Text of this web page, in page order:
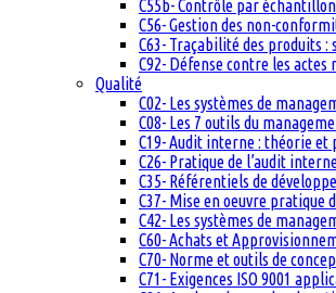
C55b- Contrôle par
C56- Gestion des non-
C63- Traçabilité des produits
C92- Défense contre les
Qualité
C02- Les systèmes de
C08- Les 7 outils du
C19- Audit interne : théorie et
C26- Pratique de l’audit
C35- Référentiels de
C37- Mise en oeuvre pratique
C42- Les systèmes de
C60- Achats et
C70- Norme et outils de
C71- Exigences ISO 9001